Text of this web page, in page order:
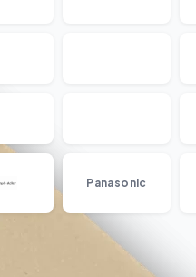
Panasonic